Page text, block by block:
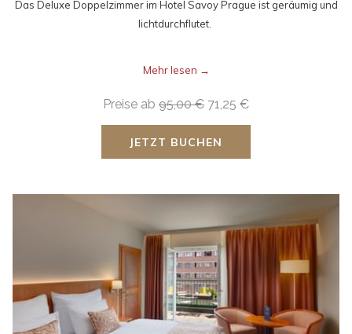
Das Deluxe Doppelzimmer im Hotel Savoy Prague ist geräumig und
lichtdurchflutet.
Mehr lesen
Preise ab 95,00 € 71,25 €
JETZT BUCHEN